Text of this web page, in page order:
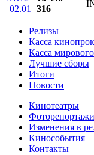
02.01
316
Релизы
Касса
Касса
Лучшие сборы
Итоги
Новости
Кинотеатры
Фоторепортажи
Изменения в
Кинособытия
Контакты